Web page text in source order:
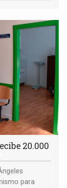
20.000
para